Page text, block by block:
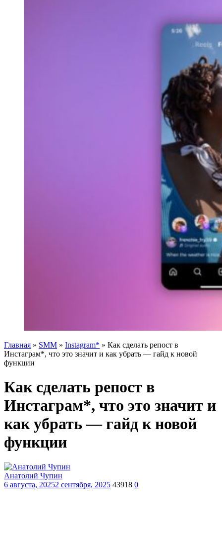
Главная » SMM » Instagram* » Как сделать репост в
Инстаграм*, что это значит и как убрать — гайд к новой
функции
Как сделать репост в
Инстаграм*, что это значит и
как убрать — гайд к новой
функции
Анатолий Чупин
6 августа, 20252 сентября, 2025 43918 0